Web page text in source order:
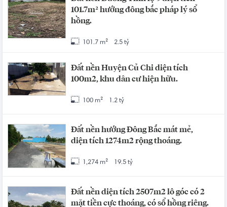
101.7m² hướng đông bắc pháp lý sổ
hồng.
101.7 m² 2.5 tỷ
Đất nền Huyện Củ Chi diện tích
100m2, khu dân cư hiện hữu.
100 m² 1.2 tỷ
Đất nền hướng Đông Bắc mát mẻ,
diện tích 1274m2 rộng thoáng.
1,274 m² 19.5 tỷ
Đất nền diện tích 2507m2 lô góc có 2
mặt tiền cực thoáng, có sổ hồng riêng.